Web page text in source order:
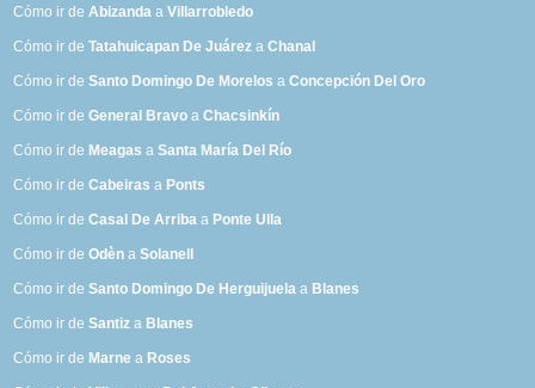
Cómo ir deAbizanda aVillarrobledo
Cómo ir deTatahuicapan De Juárez aChanal
Cómo ir deSanto Domingo De Morelos aConcepción Del Oro
Cómo ir deGeneral Bravo aChacsinkín
Cómo ir de Meagas aSanta María Del Río
Cómo ir deCabeiras a Ponts
Cómo ir deCasal De Arriba a Ponte Ulla
Cómo ir deOdèn aSolanell
Cómo ir deSanto Domingo De Herguijuela a Blanes
Cómo ir deSantiz a Blanes
Cómo ir de Marne a Roses